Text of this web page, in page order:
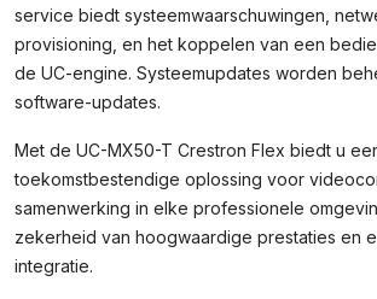
service biedt systeemwaarschuwingen,
provisioning, en het koppelen van een
de UC-engine. Systeemupdates worden
software-updates.
Met de UC-MX50-T Crestron Flex biedt u
toekomstbestendige oplossing voor
samenwerking in elke professionele
zekerheid van hoogwaardige prestaties en
integratie.